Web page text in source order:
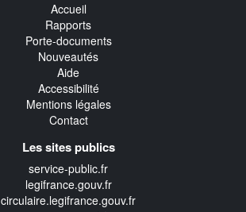
Accueil
Rapports
Porte-documents
Nouveautés
Aide
Accessibilité
Mentions légales
Contact
Les sites publics
service-public.fr
legifrance.gouv.fr
circulaire.legifrance.gouv.fr